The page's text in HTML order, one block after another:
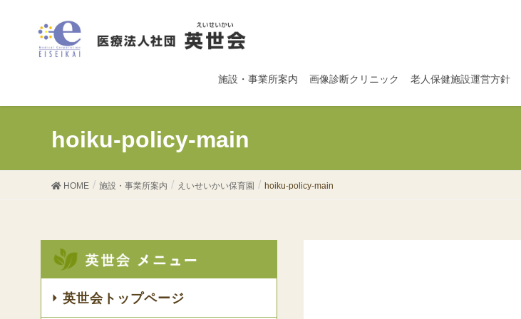
施設・事業所案内 画像診断クリニック 老人保健施設運営方針
hoiku-policy-main
HOME 施設・事業所案内 えいせいかい保育園 hoiku-policy-main
英世会トップページ